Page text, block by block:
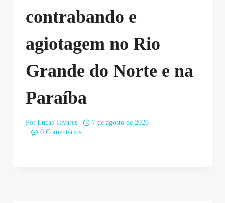
contrabando e
agiotagem no Rio
Grande do Norte e na
Paraíba
Por Lucas Tavares
7 de agosto de 2026
0 Comentários